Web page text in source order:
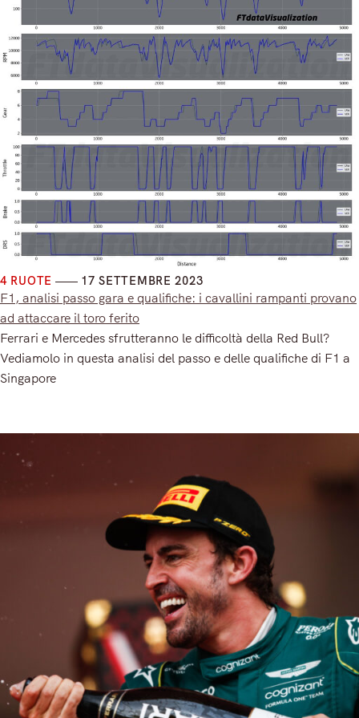
4 RUOTE 17 SETTEMBRE 2023
F1, analisi passo gara e qualifiche: i cavallini rampanti provano
ad attaccare il toro ferito
Ferrari e Mercedes sfrutteranno le difficoltà della Red Bull?
Vediamolo in questa analisi del passo e delle qualifiche di F1 a
Singapore